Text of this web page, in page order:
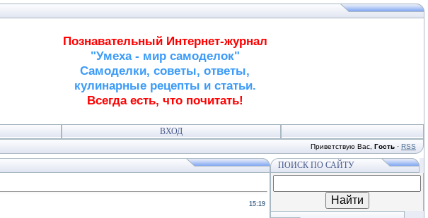
Познавательный Интернет-журнал
"Умеха - мир самоделок"
Самоделки, советы, ответы,
кулинарные рецепты и статьи.
Всегда есть, что почитать!
ВХОД
Приветствую Вас Гость · RSS
15:19
ПОИСК ПО САЙТУ